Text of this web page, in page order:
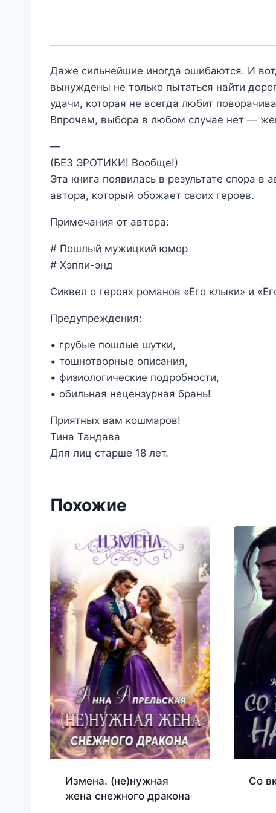
Даже сильнейшие иногда ошибаются. И
вынуждены не только пытаться найти
удачи, которая не всегда любит
Впрочем, выбора в любом случае нет —
—
(БЕЗ ЭРОТИКИ! Вообще!)
Эта книга появилась в результате спора в
автора, который обожает своих героев.
Примечания от автора:
# Пошлый мужицкий юмор
# Хэппи-энд
Сиквел о героях романов «Его клыки» и
Предупреждения:
• грубые пошлые шутки,
• тошнотворные описания,
• физиологические подробности,
• обильная нецензурная брань!
Приятных вам кошмаров!
Тина Тандава
Для лиц старше 18 лет.
Похожие
Измена. (не)нужная
жена снежного дракона
Со